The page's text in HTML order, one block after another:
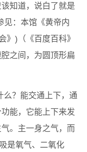
知道，说白了就是
见：本馆《黄帝内
》)（《百度百科》
之间，为圆顶形扁
么？能交通上下，通
能，它能上下来发
。主一身之气，而
是氧气、二氧化